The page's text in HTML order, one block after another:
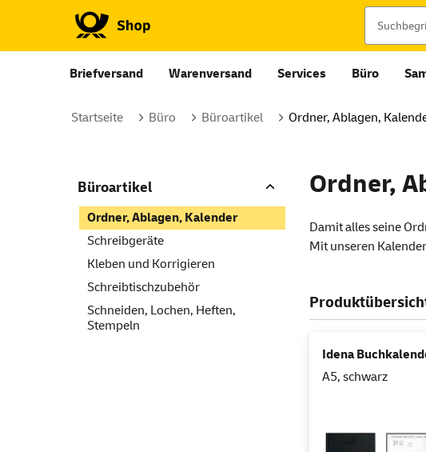
Briefversand Warenversand Services Büro
Startseite Büro Büroartikel Ordner, Ablagen,
Büroartikel
Ordner, Ablagen, Kalender
Schreibgeräte
Kleben und Korrigieren
Schreibtischzubehör
Schneiden, Lochen, Heften,
Stempeln
Ordner,
Damit alles seine
Mit unseren
Idena
A5, schwarz